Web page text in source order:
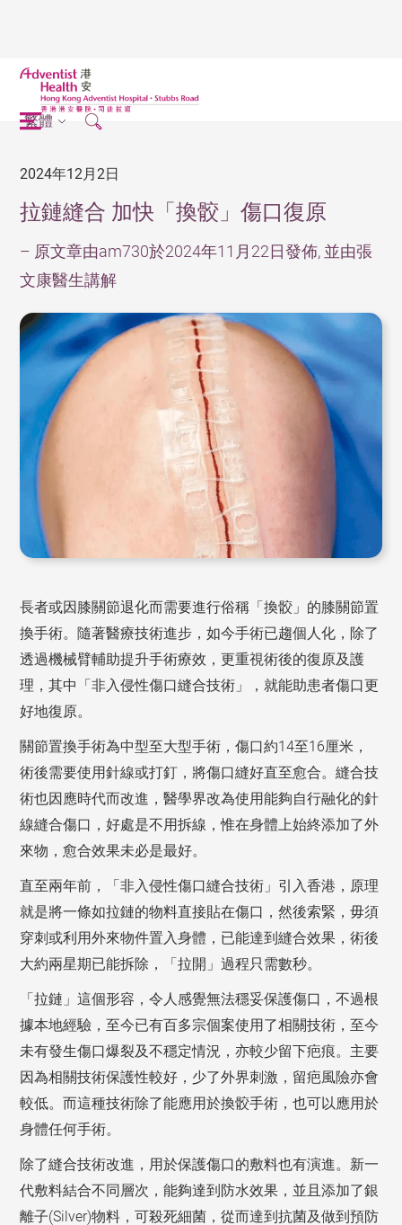
繁體
2024年12月2日
拉鏈縫合 加快「換骹」傷口復原
– 原文章由am730於2024年11月22日發佈, 並由張
文康醫生講解
長者或因膝關節退化而需要進行俗稱「換骹」的膝關節置
換手術。隨著醫療技術進步，如今手術已趨個人化，除了
透過機械臂輔助提升手術療效，更重視術後的復原及護
理，其中「非入侵性傷口縫合技術」，就能助患者傷口更
好地復原。
關節置換手術為中型至大型手術，傷口約14至16厘米，
術後需要使用針線或打釘，將傷口縫好直至愈合。縫合技
術也因應時代而改進，醫學界改為使用能夠自行融化的針
線縫合傷口，好處是不用拆線，惟在身體上始終添加了外
來物，愈合效果未必是最好。
直至兩年前，「非入侵性傷口縫合技術」引入香港，原理
就是將一條如拉鏈的物料直接貼在傷口，然後索緊，毋須
穿刺或利用外來物件置入身體，已能達到縫合效果，術後
大約兩星期已能拆除，「拉開」過程只需數秒。
「拉鏈」這個形容，令人感覺無法穩妥保護傷口，不過根
據本地經驗，至今已有百多宗個案使用了相關技術，至今
未有發生傷口爆裂及不穩定情況，亦較少留下疤痕。主要
因為相關技術保護性較好，少了外界刺激，留疤風險亦會
較低。而這種技術除了能應用於換骹手術，也可以應用於
身體任何手術。
除了縫合技術改進，用於保護傷口的敷料也有演進。新一
代敷料結合不同層次，能夠達到防水效果，並且添加了銀
離子(Silver)物料，可殺死細菌，從而達到抗菌及做到預防